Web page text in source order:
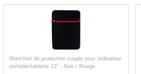
Manchon de protection souple pour ordinateur
portable/tablette 13" - Noir / Rouge